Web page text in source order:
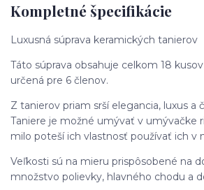
Kompletné špecifikácie
Luxusná súprava keramických tanierov
Táto súprava obsahuje celkom 18
určená pre 6 členov.
Z tanierov priam srší elegancia, luxus a
Taniere je možné umývať v umývačke
milo poteší ich vlastnosť používať ich v
Veľkosti sú na mieru prispôsobené na
množstvo polievky, hlavného chodu a